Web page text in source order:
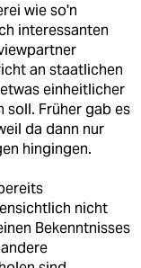
wie so'n
interessanten
an staatlichen
einheitlicher
soll. Früher gab es
da dann nur
hingingen.
nicht
Bekenntnisses